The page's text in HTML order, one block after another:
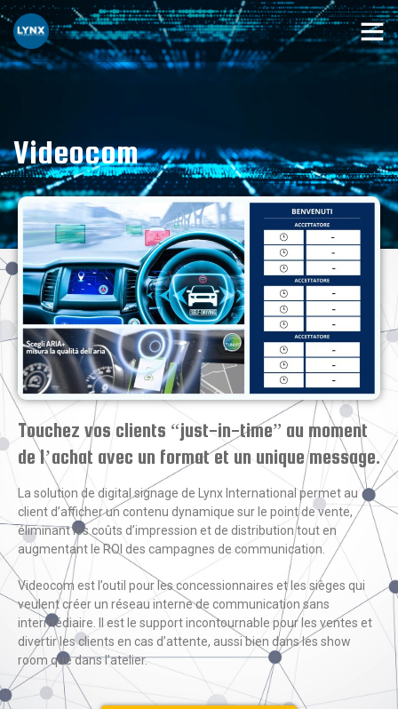
Videocom
Touchez vos clients “just-in-time” au moment
de l’achat avec un format et un unique message.
La solution de digital signage de Lynx International permet au
client d’afficher un contenu dynamique sur le point de vente,
éliminant les coûts d’impression et de distribution tout en
augmentant le ROI des campagnes de communication.
Videocom est l’outil pour les concessionnaires et les sièges qui
veulent créer un réseau interne de communication sans
intermédiaire. Il est le support incontournable pour les ventes et
divertir les clients en cas d’attente, aussi bien dans les show
room que dans l’atelier.